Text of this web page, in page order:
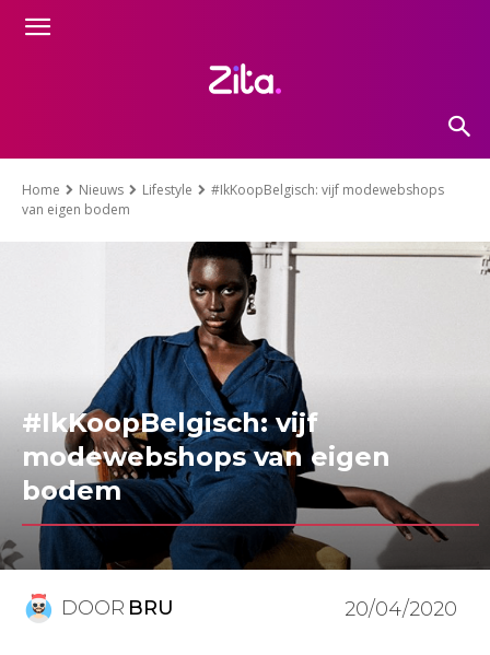
Home Nieuws Lifestyle
#IkKoopBelgisch: vijf modewebshops
van eigen bodem
#IkKoopBelgisch: vijf
modewebshops van eigen
bodem
DOOR BRU 20/04/2020